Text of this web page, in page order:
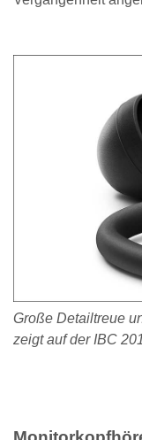
Große Detailtreue
zeigt auf der IBC